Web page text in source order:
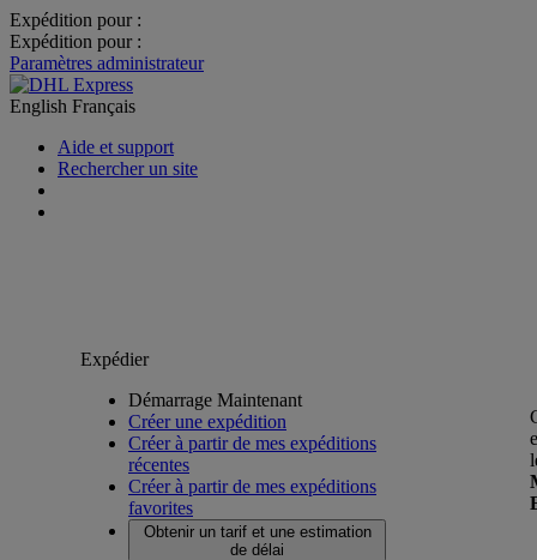
Expédition pour :
Expédition pour :
Paramètres administrateur
English Français
Aide et support
Rechercher un site
Expédier
Démarrage Maintenant
Créer une expédition
Créer à partir de mes expéditions
récentes
Créer à partir de mes expéditions
favorites
Obtenir un tarif et une estimation
de délai